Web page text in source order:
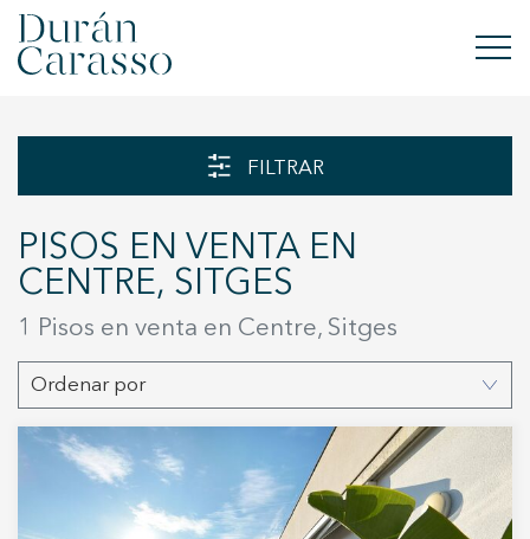
VENDER
OBRA NUEVA
INVERSIONES
GRUPO DC
CONTACTO
FILTRAR
PISOS EN VENTA EN
CENTRE, SITGES
1 Pisos en venta en Centre, Sitges
Ordenar por